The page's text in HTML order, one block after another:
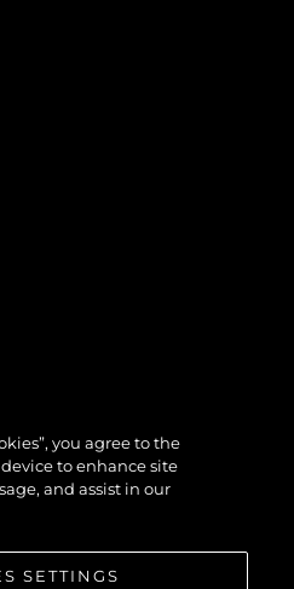
les droits sont réservés.
you agree to the
to enhance site
and assist in our
SETTINGS